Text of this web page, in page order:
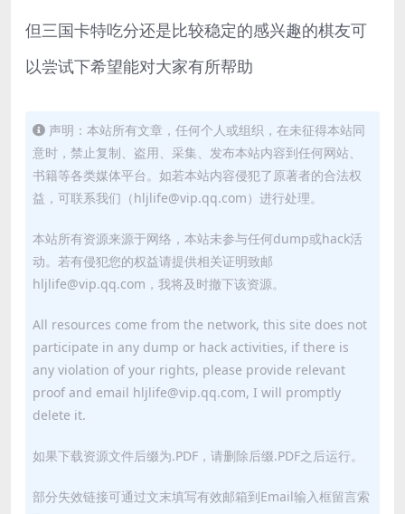
但三国卡特吃分还是比较稳定的感兴趣的棋友可
以尝试下希望能对大家有所帮助
声明：本站所有文章，任何个人或组织，在未征得本站同
意时，禁止复制、盗用、采集、发布本站内容到任何网站、
书籍等各类媒体平台。如若本站内容侵犯了原著者的合法权
益，可联系我们（hljlife@vip.qq.com）进行处理。
本站所有资源来源于网络，本站未参与任何dump或hack活
动。若有侵犯您的权益请提供相关证明致邮
hljlife@vip.qq.com，我将及时撤下该资源。
All resources come from the network, this site does not
participate in any dump or hack activities, if there is
any violation of your rights, please provide relevant
proof and email hljlife@vip.qq.com, I will promptly
delete it.
如果下载资源文件后缀为.PDF，请删除后缀.PDF之后运行。
部分失效链接可通过文末填写有效邮箱到Email输入框留言索